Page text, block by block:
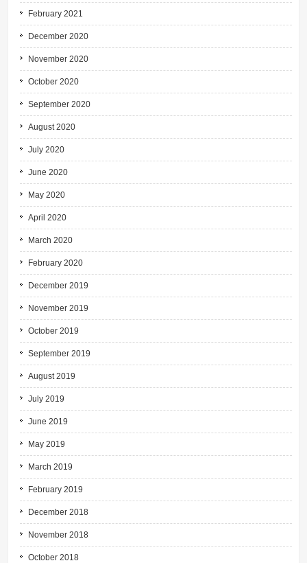
February 2021
December 2020
November 2020
October 2020
September 2020
August 2020
July 2020
June 2020
May 2020
April 2020
March 2020
February 2020
December 2019
November 2019
October 2019
September 2019
August 2019
July 2019
June 2019
May 2019
March 2019
February 2019
December 2018
November 2018
October 2018